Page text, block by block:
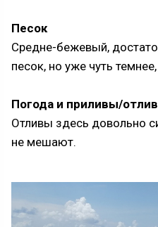
Песок
Средне-бежевый,
песок, но уже чуть
Погода и приливы/
Отливы здесь довольно
не мешают.